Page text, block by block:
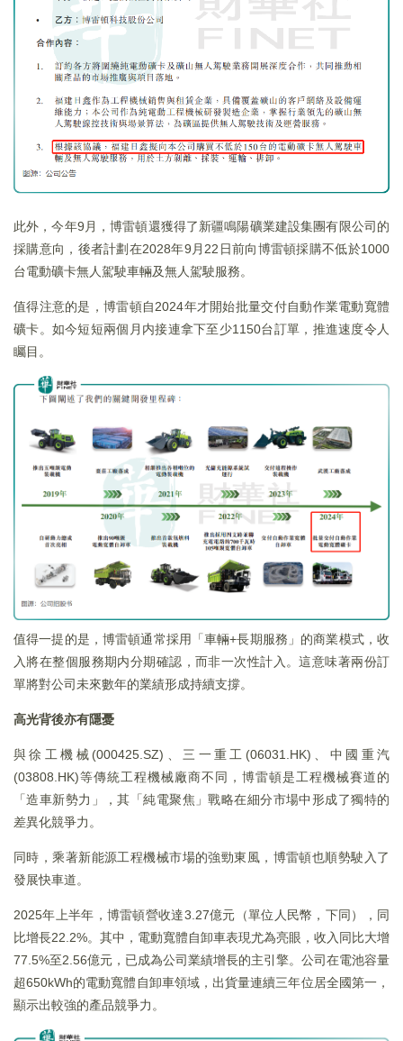
此外，今年9月，博雷頓還獲得了新疆鳴陽礦業建設集團有限公司的
採購意向，後者計劃在2028年9月22日前向博雷頓採購不低於1000
台電動礦卡無人駕駛車輛及無人駕駛服務。
值得注意的是，博雷頓自2024年才開始批量交付自動作業電動寬體
礦卡。如今短短兩個月内接連拿下至少1150台訂單，推進速度令人
矚目。
值得一提的是，博雷頓通常採用「車輛+長期服務」的商業模式，收
入將在整個服務期内分期確認，而非一次性計入。這意味著兩份訂
單將對公司未來數年的業績形成持續支撐。
高光背後亦有隱憂
與徐工機械(000425.SZ)、三一重工(06031.HK)、中國重汽
(03808.HK)等傳統工程機械廠商不同，博雷頓是工程機械賽道的
「造車新勢力」，其「純電聚焦」戰略在細分市場中形成了獨特的
差異化競爭力。
同時，乘著新能源工程機械市場的強勁東風，博雷頓也順勢駛入了
發展快車道。
2025年上半年，博雷頓營收達3.27億元（單位人民幣，下同），同
比增長22.2%。其中，電動寬體自卸車表現尤為亮眼，收入同比大增
77.5%至2.56億元，已成為公司業績增長的主引擎。公司在電池容量
超650kWh的電動寬體自卸車領域，出貨量連續三年位居全國第一，
顯示出較強的產品競爭力。